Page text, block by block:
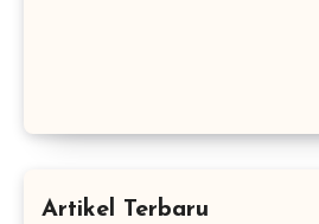
Artikel Terbaru